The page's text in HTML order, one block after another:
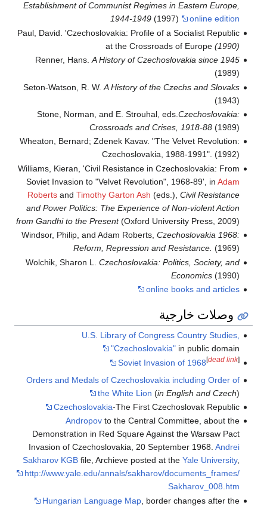
Establishment of Communist Regimes in Eastern Europe,
1944-1949(1997)
online edition
Paul, David. 'Czechoslovakia: Profile of a Socialist Republic
at the Crossroads of Europe(1990)
Renner, Hans. A History of Czechoslovakia since 1945
(1989)
Seton-Watson, R. W. A History of the Czechs and Slovaks
(1943)
Stone, Norman, and E. Strouhal, eds. Czechoslovakia:
Crossroads and Crises, 1918-88(1989)
Wheaton, Bernard; Zdenek Kavav. "The Velvet Revolution:
Czechoslovakia, 1988-1991". (1992)
Williams, Kieran, 'Civil Resistance in Czechoslovakia: From
Soviet Invasion to "Velvet Revolution", 1968-89', in Adam
Robertsand Timothy Garton Ash (eds.), Civil Resistance
and Power Politics: The Experience of Non-violent Action
from Gandhi to the Present(Oxford University Press, 2009)
Windsor, Philip, and Adam Roberts, Czechoslovakia 1968:
Reform, Repression and Resistance. (1969)
Wolchik, Sharon L. Czechoslovakia: Politics, Society, and
Economics(1990)
online books and articles
وصلات خارجية
U.S. Library of Congress Country Studies,
"Czechoslovakia"in public domain
Soviet Invasion of 1968[dead link]
Orders and Medals of Czechoslovakia including Order of
the White Lion (in English and Czech)
Czechoslovakia-The First Czechoslovak Republic
Andropovto the Central Committee, about the
Demonstration in Red Square Against the Warsaw Pact
Invasion of Czechoslovakia, 20 September 1968. Andrei
Sakharov KGBfile, Archieve posted at the Yale University,
http://www.yale.edu/annals/sakharov/documents_frames/
Sakharov_008.htm
Hungarian Language Map, border changes after the